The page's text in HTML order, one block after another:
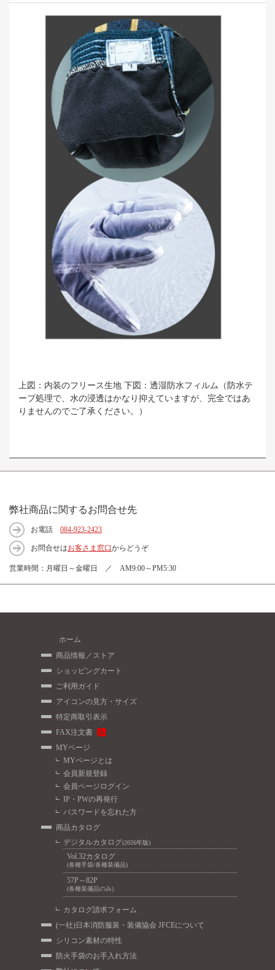
上図：内装のフリース生地 下図：透湿防水フィルム（防水テ
ープ処理で、水の浸透はかなり抑えていますが、完全ではあ
りませんのでご了承ください。）
弊社商品に関するお問合せ先
お電話 084-923-2423
お問合せはお客さま窓口からどうぞ
営業時間：月曜日～金曜日 ／ AM9:00～PM5:30
ホーム
商品情報／ストア
ショッピングカート
ご利用ガイド
アイコンの見方・サイズ
特定商取引表示
FAX注文書
MYページ
MYページとは
会員新規登録
会員ページログイン
IP・PWの再発行
パスワードを忘れた方
商品カタログ
デジタルカタログ(2026年版)
Vol.32カタログ
(各種手袋/各種装備品)
57P～82P
(各種装備品のみ)
カタログ請求フォーム
(一社)日本消防服装・装備協会 JFCEについて
シリコン素材の特性
防火手袋のお手入れ方法